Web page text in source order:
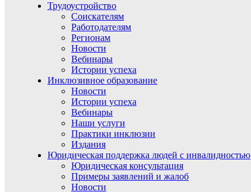
Трудоустройство
Соискателям
Работодателям
Регионам
Новости
Вебинары
Истории успеха
Инклюзивное образование
Новости
Истории успеха
Вебинары
Наши услуги
Практики инклюзии
Издания
Юридическая поддержка людей с инвалидностью
Юридическая консультация
Примеры заявлений и жалоб
Новости